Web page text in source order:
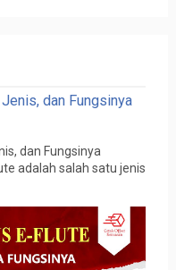
dan Fungsinya
dan Fungsinya
adalah salah satu jenis